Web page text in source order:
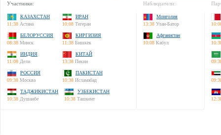
Участники:
КАЗАХСТАН
11:38 Астана
ИРАН
10:08 Тегеран
БЕЛОРУССИЯ
08:38 Минск
КИРГИЗИЯ
11:38 Бишкек
ИНДИЯ
11:08 Дели
КИТАЙ
13:38 Пекин
РОССИЯ
09:38 Москва
ПАКИСТАН
10:38 Исламабад
ТАДЖИКИСТАН
10:38 Душанбе
УЗБЕКИСТАН
10:38 Ташкент
Наблюдатели:
Монголия
13:38 Улан-Батор
Афганистан
10:08 Кабул